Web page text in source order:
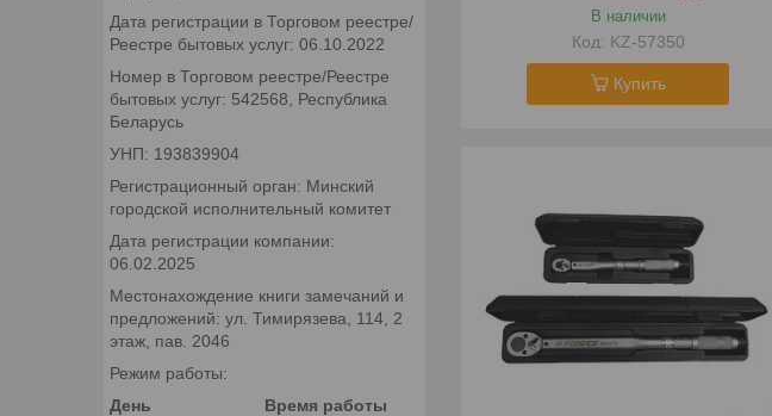
В наличии
KZ-57350
Купить
Дата регистрации в Торговом реестре/
Реестре бытовых услуг: 06.10.2022
Номер в Торговом реестре/Реестре
бытовых услуг: 542568, Республика
Беларусь
УНП: 193839904
Регистрационный орган: Минский
городской исполнительный комитет
Дата регистрации компании:
06.02.2025
Местонахождение книги замечаний и
предложений: ул. Тимирязева, 114, 2
этаж, пав. 2046
Режим работы:
День
Время работы